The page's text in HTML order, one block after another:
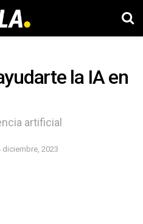
la IA en
artificial
diciembre, 2023